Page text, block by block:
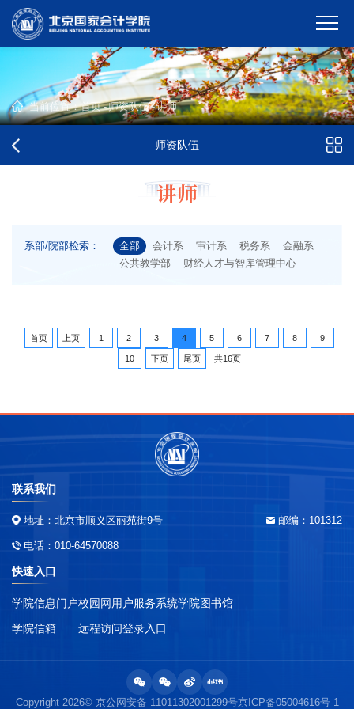
当前位置：首页-师资队伍-讲师
师资队伍
讲师
系部/院部检索： 全部 会计系 审计系 税务系
金融系
公共教学部
财经人才与智库管理中心
首页 上页 1 2 3 4 5 6 7 8 9
10 下页 尾页 共16页
联系我们
地址：北京市顺义区丽苑街9号 邮编：101312
电话：010-64570088
快速入口
学院信息门户
学院信箱
校园网用户服务系统
远程访问登录入口
学院图书馆
Copyright 2026© 京公网安备 11011302001299号京ICP备05004616号-1